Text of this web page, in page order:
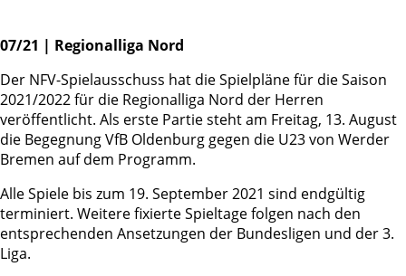
07/21 | Regionalliga Nord
Der NFV-Spielausschuss hat die Spielpläne für die Saison
2021/2022 für die Regionalliga Nord der Herren
veröffentlicht. Als erste Partie steht am Freitag, 13. August
die Begegnung VfB Oldenburg gegen die U23 von Werder
Bremen auf dem Programm.
Alle Spiele bis zum 19. September 2021 sind endgültig
terminiert. Weitere fixierte Spieltage folgen nach den
entsprechenden Ansetzungen der Bundesligen und der 3.
Liga.